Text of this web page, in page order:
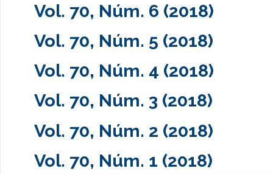
Vol. 70, Núm. 6 (2018)
Vol. 70, Núm. 5 (2018)
Vol. 70, Núm. 4 (2018)
Vol. 70, Núm. 3 (2018)
Vol. 70, Núm. 2 (2018)
Vol. 70, Núm. 1 (2018)